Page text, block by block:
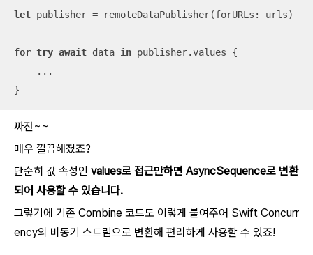
let publisher = remoteDataPublisher(forURLs: urls)
for try await data in publisher.values {
...
}
짜잔~~
매우 깔끔해졌죠?
단순히 값 속성인 values로 접근만하면 AsyncSequence로 변환
되어 사용할 수 있습니다.
그렇기에 기존 Combine 코드도 이렇게 붙여주어 Swift Concurr
ency의 비동기 스트림으로 변환해 편리하게 사용할 수 있죠!